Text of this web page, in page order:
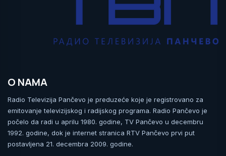
O NAMA
Radio Televizija Pančevo je preduzeće koje je registrovano za
emitovanje televizijskog i radijskog programa. Radio Pančevo je
počelo da radi u aprilu 1980. godine, TV Pančevo u decembru
1992. godine, dok je internet stranica RTV Pančevo prvi put
postavljena 21. decembra 2009. godine.